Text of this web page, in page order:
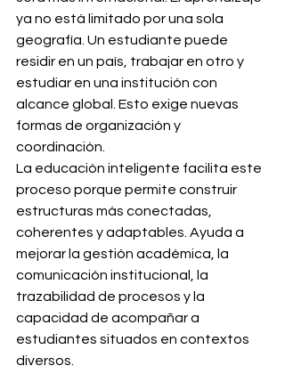
ya no está limitado por una sola
geografía. Un estudiante puede
residir en un país, trabajar en otro y
estudiar en una institución con
alcance global. Esto exige nuevas
formas de organización y
coordinación.
La educación inteligente facilita este
proceso porque permite construir
estructuras más conectadas,
coherentes y adaptables. Ayuda a
mejorar la gestión académica, la
comunicación institucional, la
trazabilidad de procesos y la
capacidad de acompañar a
estudiantes situados en contextos
diversos.